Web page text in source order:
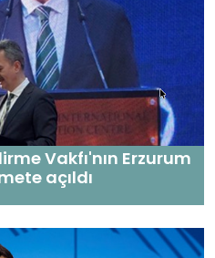
Vakfı'nın Erzurum
açıldı